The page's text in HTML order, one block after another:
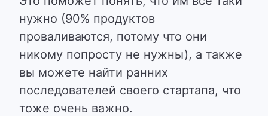
нужно (90% продуктов
проваливаются, потому что они
никому попросту не нужны), а также
вы можете найти ранних
последователей своего стартапа, что
тоже очень важно.